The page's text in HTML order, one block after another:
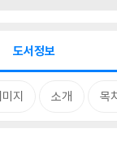
도서정보
지 소개 목